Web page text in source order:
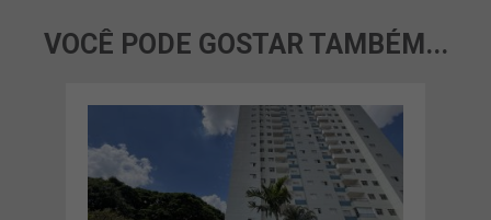
VOCÊ PODE GOSTAR TAMBÉM...